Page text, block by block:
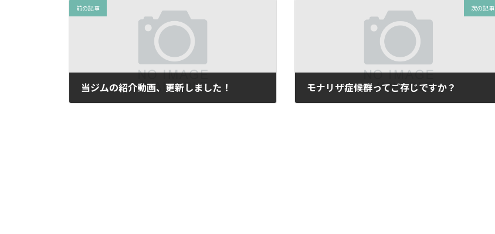
前の記事
当ジムの紹介動画、更新しました！
次の記事
モナリザ症候群ってご存じですか？